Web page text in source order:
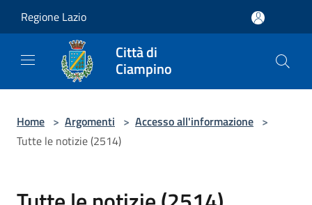
Regione Lazio
Città di
Ciampino
Home > Argomenti > Accesso all'informazione >
Tutte le notizie (2514)